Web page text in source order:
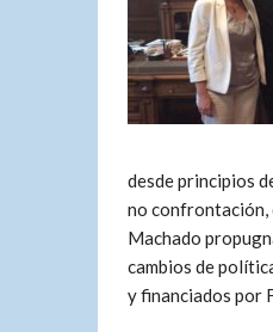
desde principios
no confrontación,
Machado
cambios de
y financiados por